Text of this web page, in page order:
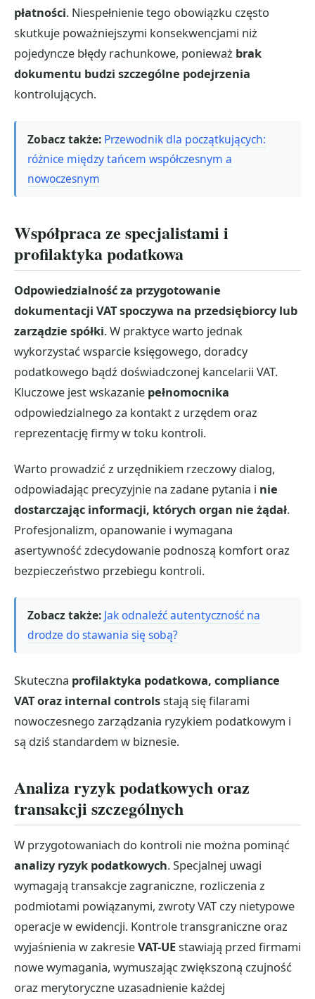
płatności. Niespełnienie tego obowiązku często
skutkuje poważniejszymi konsekwencjami niż
pojedyncze błędy rachunkowe, ponieważ brak
dokumentu budzi szczególne podejrzenia
kontrolujących.
Zobacz także: Przewodnik dla początkujących:
różnice między tańcem współczesnym a
nowoczesnym
Współpraca ze specjalistami i
profilaktyka podatkowa
Odpowiedzialność za przygotowanie
dokumentacji VAT spoczywa na przedsiębiorcy lub
zarządzie spółki. W praktyce warto jednak
wykorzystać wsparcie księgowego, doradcy
podatkowego bądź doświadczonej kancelarii VAT.
Kluczowe jest wskazanie pełnomocnika
odpowiedzialnego za kontakt z urzędem oraz
reprezentację firmy w toku kontroli.
Warto prowadzić z urzędnikiem rzeczowy dialog,
odpowiadając precyzyjnie na zadane pytania i nie
dostarczając informacji, których organ nie żądał.
Profesjonalizm, opanowanie i wymagana
asertywność zdecydowanie podnoszą komfort oraz
bezpieczeństwo przebiegu kontroli.
Zobacz także: Jak odnaleźć autentyczność na
drodze do stawania się sobą?
Skuteczna profilaktyka podatkowa, compliance
VAT oraz internal controlsstają się filarami
nowoczesnego zarządzania ryzykiem podatkowym i
są dziś standardem w biznesie.
Analiza ryzyk podatkowych oraz
transakcji szczególnych
W przygotowaniach do kontroli nie można pominąć
analizy ryzyk podatkowych. Specjalnej uwagi
wymagają transakcje zagraniczne, rozliczenia z
podmiotami powiązanymi, zwroty VAT czy nietypowe
operacje w ewidencji. Kontrole transgraniczne oraz
wyjaśnienia w zakresieVAT-UEstawiają przed firmami
nowe wymagania, wymuszając zwiększoną czujność
oraz merytoryczne uzasadnienie każdej